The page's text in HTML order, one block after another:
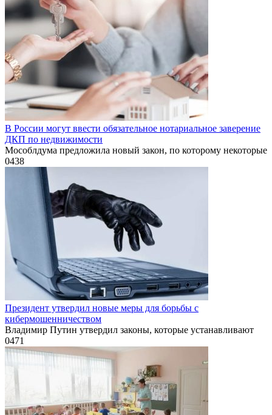
В России могут ввести обязательное нотариальное заверение
ДКП по недвижимости
Мособлдума предложила новый закон, по которому некоторые
0438
Президент утвердил новые меры для борьбы с
кибермошенничеством
Владимир Путин утвердил законы, которые устанавливают
0471